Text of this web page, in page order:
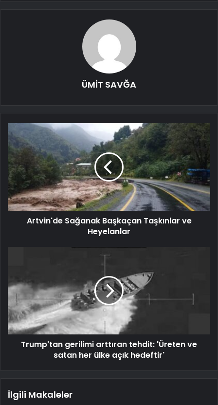
ÜMİT SAVĞA
Artvin'de Sağanak Başkaçan Taşkınlar ve
Heyelanlar
Trump'tan gerilimi arttıran tehdit: 'Üreten ve
satan her ülke açık hedeftir'
İlgili Makaleler